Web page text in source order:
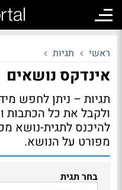
ראשי תגיות
אינדקס נושאים
תגיות – ניתן לחפש
ולקבל את כל הכתבות
להיכנס לתגית-נושא
מפורט על הנושא.
בחר תגית